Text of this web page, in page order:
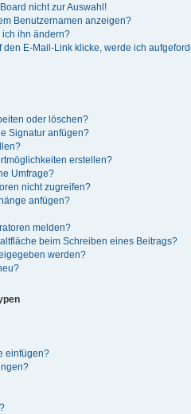
nicht zur Auswahl!
Benutzernamen anzeigen?
ich ihn ändern?
E-Mail-Link klicke, werde ich
oder löschen?
Signatur anfügen?
erstellen?
Umfrage?
nicht zugreifen?
anfügen?
melden?
beim Schreiben eines Beitrags?
werden?
einfügen?